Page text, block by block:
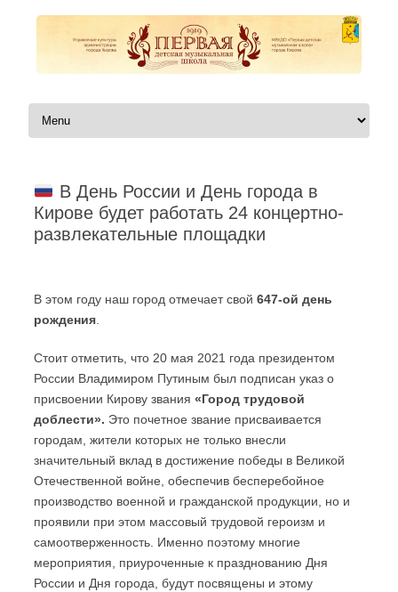
Перейти к содержимому
В День России и День города в
Кирове будет работать 24 концертно-
развлекательные площадки
В этом году наш город отмечает свой 647-ой день
рождения.
Стоит отметить, что 20 мая 2021 года президентом
России Владимиром Путиным был подписан указ о
присвоении Кирову звания «Город трудовой
доблести». Это почетное звание присваивается
городам, жители которых не только внесли
значительный вклад в достижение победы в Великой
Отечественной войне, обеспечив бесперебойное
производство военной и гражданской продукции, но и
проявили при этом массовый трудовой героизм и
самоотверженность. Именно поэтому многие
мероприятия, приуроченные к празднованию Дня
России и Дня города, будут посвящены и этому